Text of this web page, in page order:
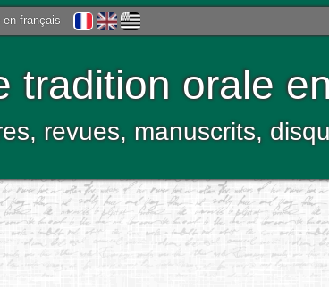
en français
tradition orale
revues, manuscrits,